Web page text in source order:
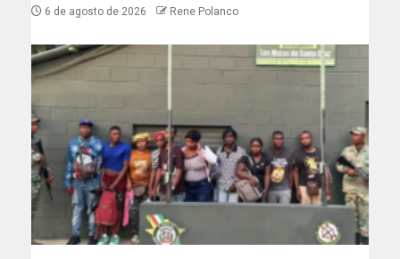
6 de agosto de 2026 Rene Polanco